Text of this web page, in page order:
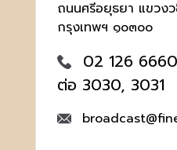
ถนนศรีอยุธยา แขวง
กรุงเทพฯ ๑๐๓๐๐
02 126
ต่อ 3030, 3031